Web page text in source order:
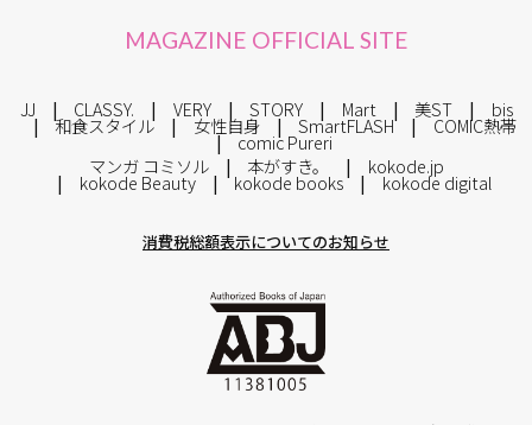
MAGAZINE OFFICIAL SITE
JJ CLASSY. VERY STORY Mart 美ST bis
和食スタイル 女性自身 SmartFLASH COMIC熱帯
comic Pureri
マンガ コミソル
本がすき。 kokode.jp
kokode Beauty kokode books kokode digital
消費税総額表示についてのお知らせ